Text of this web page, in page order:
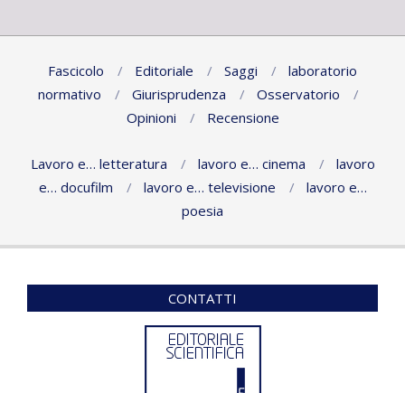
Fascicolo Editoriale Saggi
laboratorio
normativo
Giurisprudenza
Osservatorio
Opinioni
Recensione
Lavoro e… letteratura lavoro e… cinema
lavoro
e… docufilm
lavoro e… televisione
lavoro e…
poesia
CONTATTI